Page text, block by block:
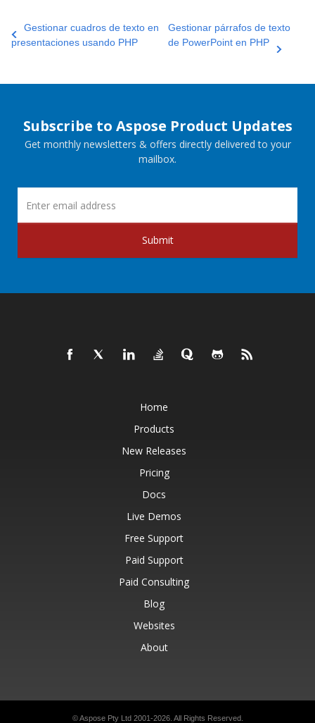
Gestionar cuadros de texto en
presentaciones usando PHP
Gestionar párrafos de texto
de PowerPoint en PHP
Subscribe to Aspose Product Updates
Get monthly newsletters & offers directly delivered to your
mailbox.
Submit
Home
Products
New Releases
Pricing
Docs
Live Demos
Free Support
Paid Support
Paid Consulting
Blog
Websites
About
© Aspose Pty Ltd 2001-2026. All Rights Reserved.